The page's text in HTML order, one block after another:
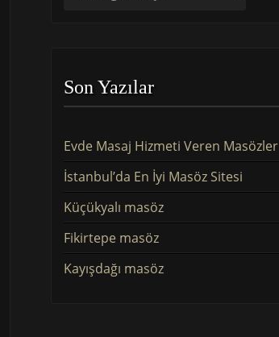
Son Yazılar
Evde Masaj Hizmeti Veren Masözler
İstanbul’da En İyi Masöz Sitesi
Küçükyalı masöz
Fikirtepe masöz
Kayışdağı masöz